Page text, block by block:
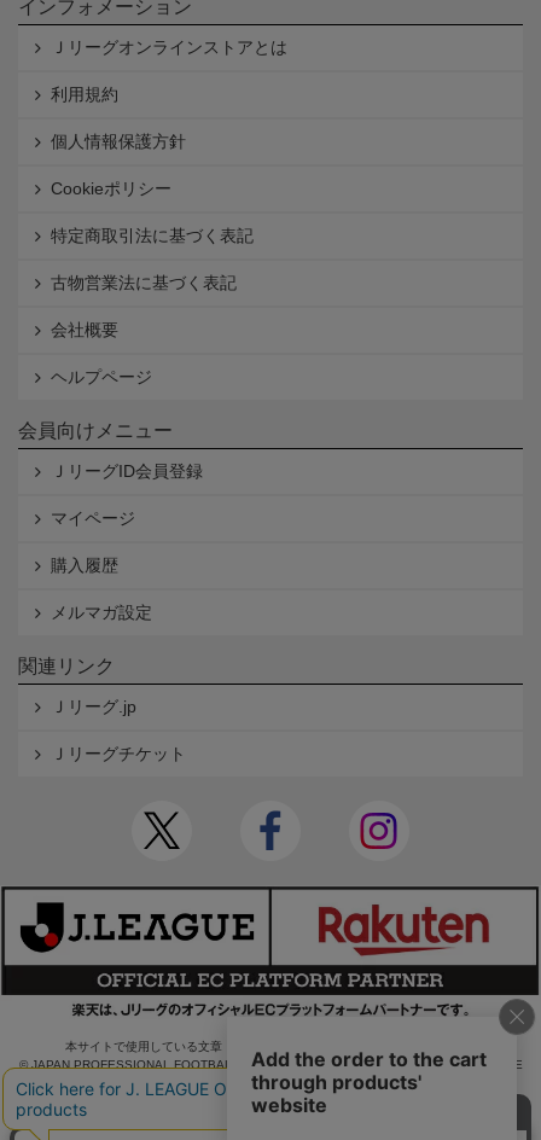
インフォメーション
Ｊリーグオンラインストアとは
利用規約
個人情報保護方針
Cookieポリシー
特定商取引法に基づく表記
古物営業法に基づく表記
会社概要
ヘルプページ
会員向けメニュー
ＪリーグID会員登録
マイページ
購入履歴
メルマガ設定
関連リンク
Ｊリーグ.jp
Ｊリーグチケット
本サイトで使用している文章・画像等の無断での複製・転載を禁止します。
© JAPAN PROFESSIONAL FOOTBALL LEAGUE Rakuten Group, Inc. ALL RIGHTS RE
SERVED.